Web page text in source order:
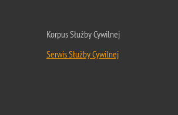
Korpus Służby Cywilnej
Serwis Służby Cywilnej